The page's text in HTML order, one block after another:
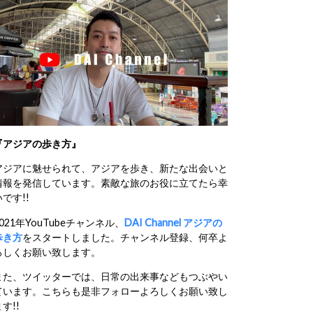
アジアの歩き方』
ジアに魅せられて、アジアを歩き、新たな出会いと
報を発信しています。素敵な旅のお役に立てたら幸
です!!
年YouTubeチャンネル、 DAI Channel アジアの
き方をスタートしました。チャンネル登録、何卒よ
しくお願い致します。
た、ツイッターでは、日常の出来事などもつぶやい
います。こちらも是非フォローよろしくお願い致し
す!!